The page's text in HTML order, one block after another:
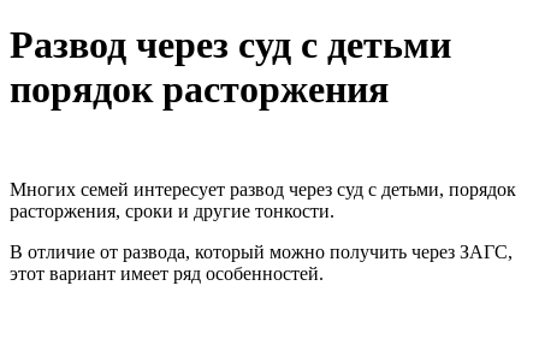
Развод через суд с детьми
порядок расторжения
Многих семей интересует развод через суд с детьми, порядок
расторжения, сроки и другие тонкости.
В отличие от развода, который можно получить через ЗАГС,
этот вариант имеет ряд особенностей.